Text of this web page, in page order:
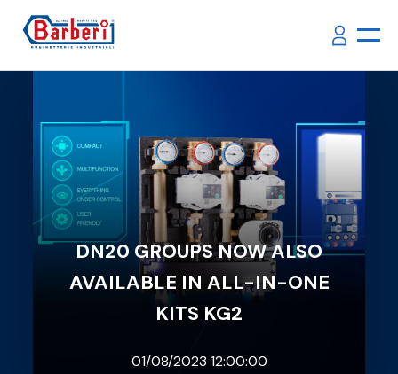
DN20 GROUPS NOW ALSO
AVAILABLE IN ALL-IN-ONE
KITS KG2
01/08/2023 12:00:00